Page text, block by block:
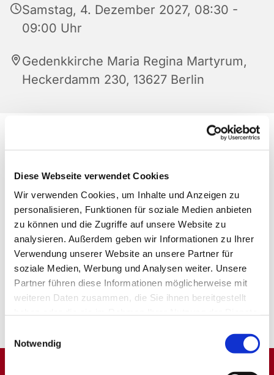
Diese Webseite verwendet Cookies
Wir verwenden Cookies, um Inhalte und Anzeigen zu
personalisieren, Funktionen für soziale Medien anbieten
zu können und die Zugriffe auf unsere Website zu
analysieren. Außerdem geben wir Informationen zu Ihrer
Verwendung unserer Website an unsere Partner für
soziale Medien, Werbung und Analysen weiter. Unsere
Partner führen diese Informationen möglicherweise mit
weiteren Daten zusammen, die Sie ihnen bereitgestellt
Notwendig
Samstag, 4. Dezember 2027, 08:30 -
09:00 Uhr
Gedenkkirche Maria Regina Martyrum,
Heckerdamm 230, 13627 Berlin